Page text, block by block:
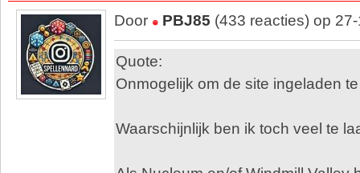
Door PBJ85 (433 reacties) op
Quote:
Onmogelijk om de site ingeladen
Waarschijnlijk ben ik toch veel te